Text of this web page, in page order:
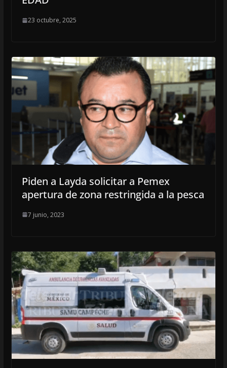
23 octubre, 2025
Piden a Layda solicitar a Pemex
apertura de zona restringida a la pesca
7 junio, 2023